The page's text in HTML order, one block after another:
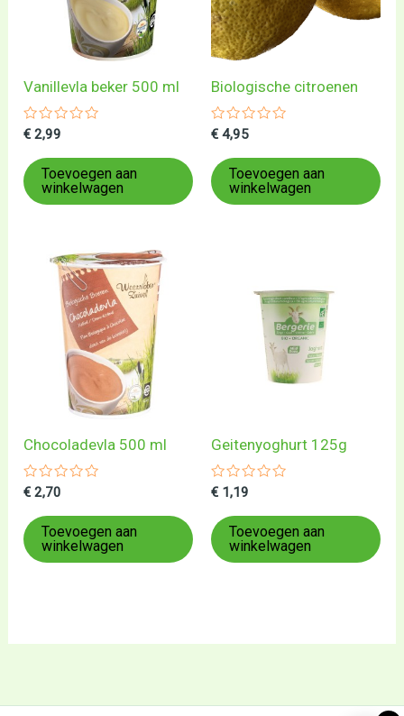
Vanillevla beker 500 ml
Gewaardeerd
uit
5
€ 2,99
Toevoegen aan
winkelwagen
Biologische citroenen
Gewaardeerd
uit
5
€ 4,95
Toevoegen aan
winkelwagen
Chocoladevla 500 ml
Gewaardeerd
uit
5
€ 2,70
Toevoegen aan
winkelwagen
Geitenyoghurt 125g
Gewaardeerd
uit
5
€ 1,19
Toevoegen aan
winkelwagen